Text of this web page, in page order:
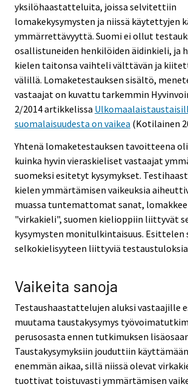
yksilöhaastatteluita, joissa selvitettiin
lomakekysymysten ja niissä käytettyjen
ymmärrettävyyttä. Suomi ei ollut
osallistuneiden henkilöiden äidinkieli, ja
kielen taitonsa vaihteli välttävän ja
välillä. Lomaketestauksen sisältö,
vastaajat on kuvattu tarkemmin
2/2014 artikkelissa
suomalaisuudesta on vaikea (Kotilainen
Yhtenä lomaketestauksen tavoitteena
kuinka hyvin vieraskieliset vastaajat
suomeksi esitetyt kysymykset.
kielen ymmärtämisen vaikeuksia
muassa tuntemattomat sanat,
"virkakieli", suomen kielioppiin liittyvät
kysymysten monitulkintaisuus. Esittelen
selkokielisyyteen liittyviä
Vaikeita sanoja
Testaushaastattelujen aluksi vastaajille
muutama taustakysymys
perusosasta ennen tutkimuksen
Taustakysymyksiin jouduttiin
enemmän aikaa, sillä niissä olevat
tuottivat toistuvasti ymmärtämisen